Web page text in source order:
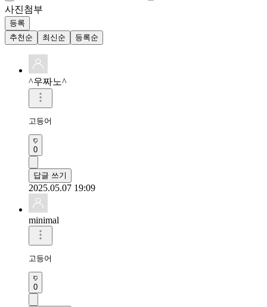
사진첨부
등록
추천순
최신순 등록순
^우짜노^
고등어
0
답글 쓰기
2025.05.07 19:09
minimal
고등어
0